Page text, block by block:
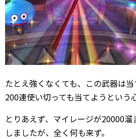
たとえ強くなくても、この武器は当
200連使い切っても当てようという
とりあえず、マイレージが20000溜
しましたが、全く何も来ず。